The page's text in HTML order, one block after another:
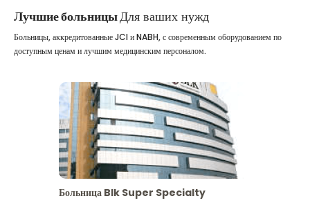
Лучшие больницыДля ваших нужд
Больницы, аккредитованные JCI и NABH, с современным оборудованием по
доступным ценам и лучшим медицинским персоналом.
Больница Blk Super Specialty